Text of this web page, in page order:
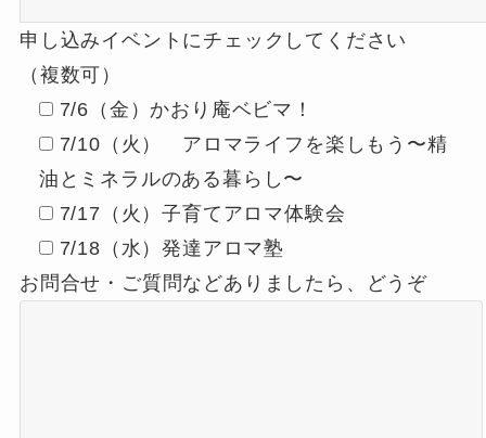
申し込みイベントにチェックしてください
（複数可）
7/6（金）かおり庵ベビマ！
7/10（火） アロマライフを楽しもう〜精
油とミネラルのある暮らし〜
7/17（火）子育てアロマ体験会
7/18（水）発達アロマ塾
お問合せ・ご質問などありましたら、どうぞ